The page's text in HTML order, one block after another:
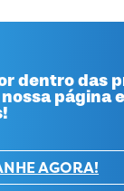
dentro das
página
AGORA!